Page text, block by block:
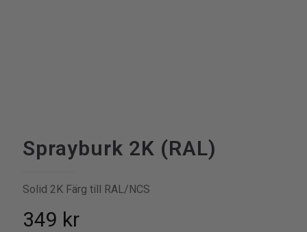
Sprayburk 2K (RAL)
Solid 2K Färg till RAL/NCS
349 kr